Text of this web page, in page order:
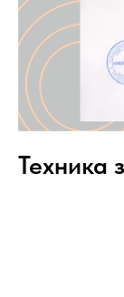
Техника